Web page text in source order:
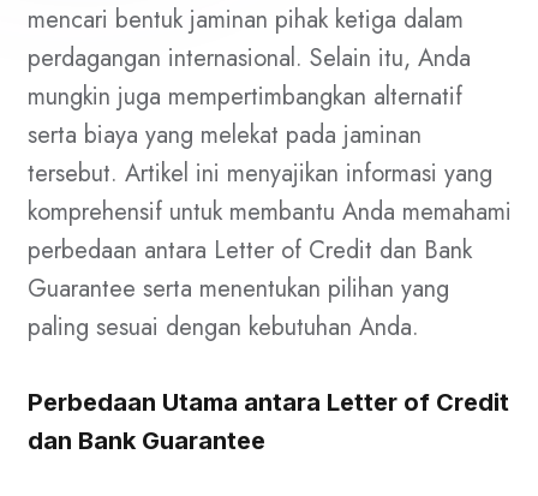
mencari bentuk jaminan pihak ketiga dalam
perdagangan internasional. Selain itu, Anda
mungkin juga mempertimbangkan alternatif
serta biaya yang melekat pada jaminan
tersebut. Artikel ini menyajikan informasi yang
komprehensif untuk membantu Anda memahami
perbedaan antara Letter of Credit dan Bank
Guarantee serta menentukan pilihan yang
paling sesuai dengan kebutuhan Anda.
Perbedaan Utama antara Letter of Credit
dan Bank Guarantee